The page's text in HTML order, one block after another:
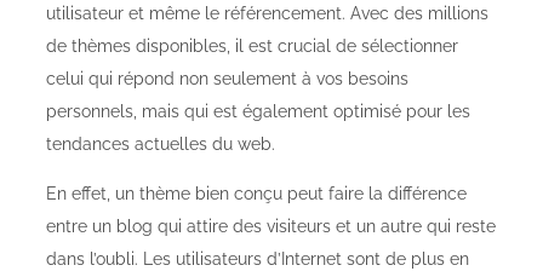
utilisateur et même le référencement. Avec des millions
de thèmes disponibles, il est crucial de sélectionner
celui qui répond non seulement à vos besoins
personnels, mais qui est également optimisé pour les
tendances actuelles du web.
En effet, un thème bien conçu peut faire la différence
entre un blog qui attire des visiteurs et un autre qui reste
dans l’oubli. Les utilisateurs d’Internet sont de plus en